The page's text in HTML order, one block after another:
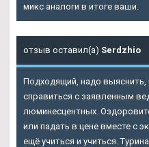
микс аналоги в итоге ваши.
отзыв оставил(а) Serdzhio
Подходящий, надо выяснить,
справиться с заявленным
люминесцентных.
или падать в цене вместе с
ещё учиться и учиться.